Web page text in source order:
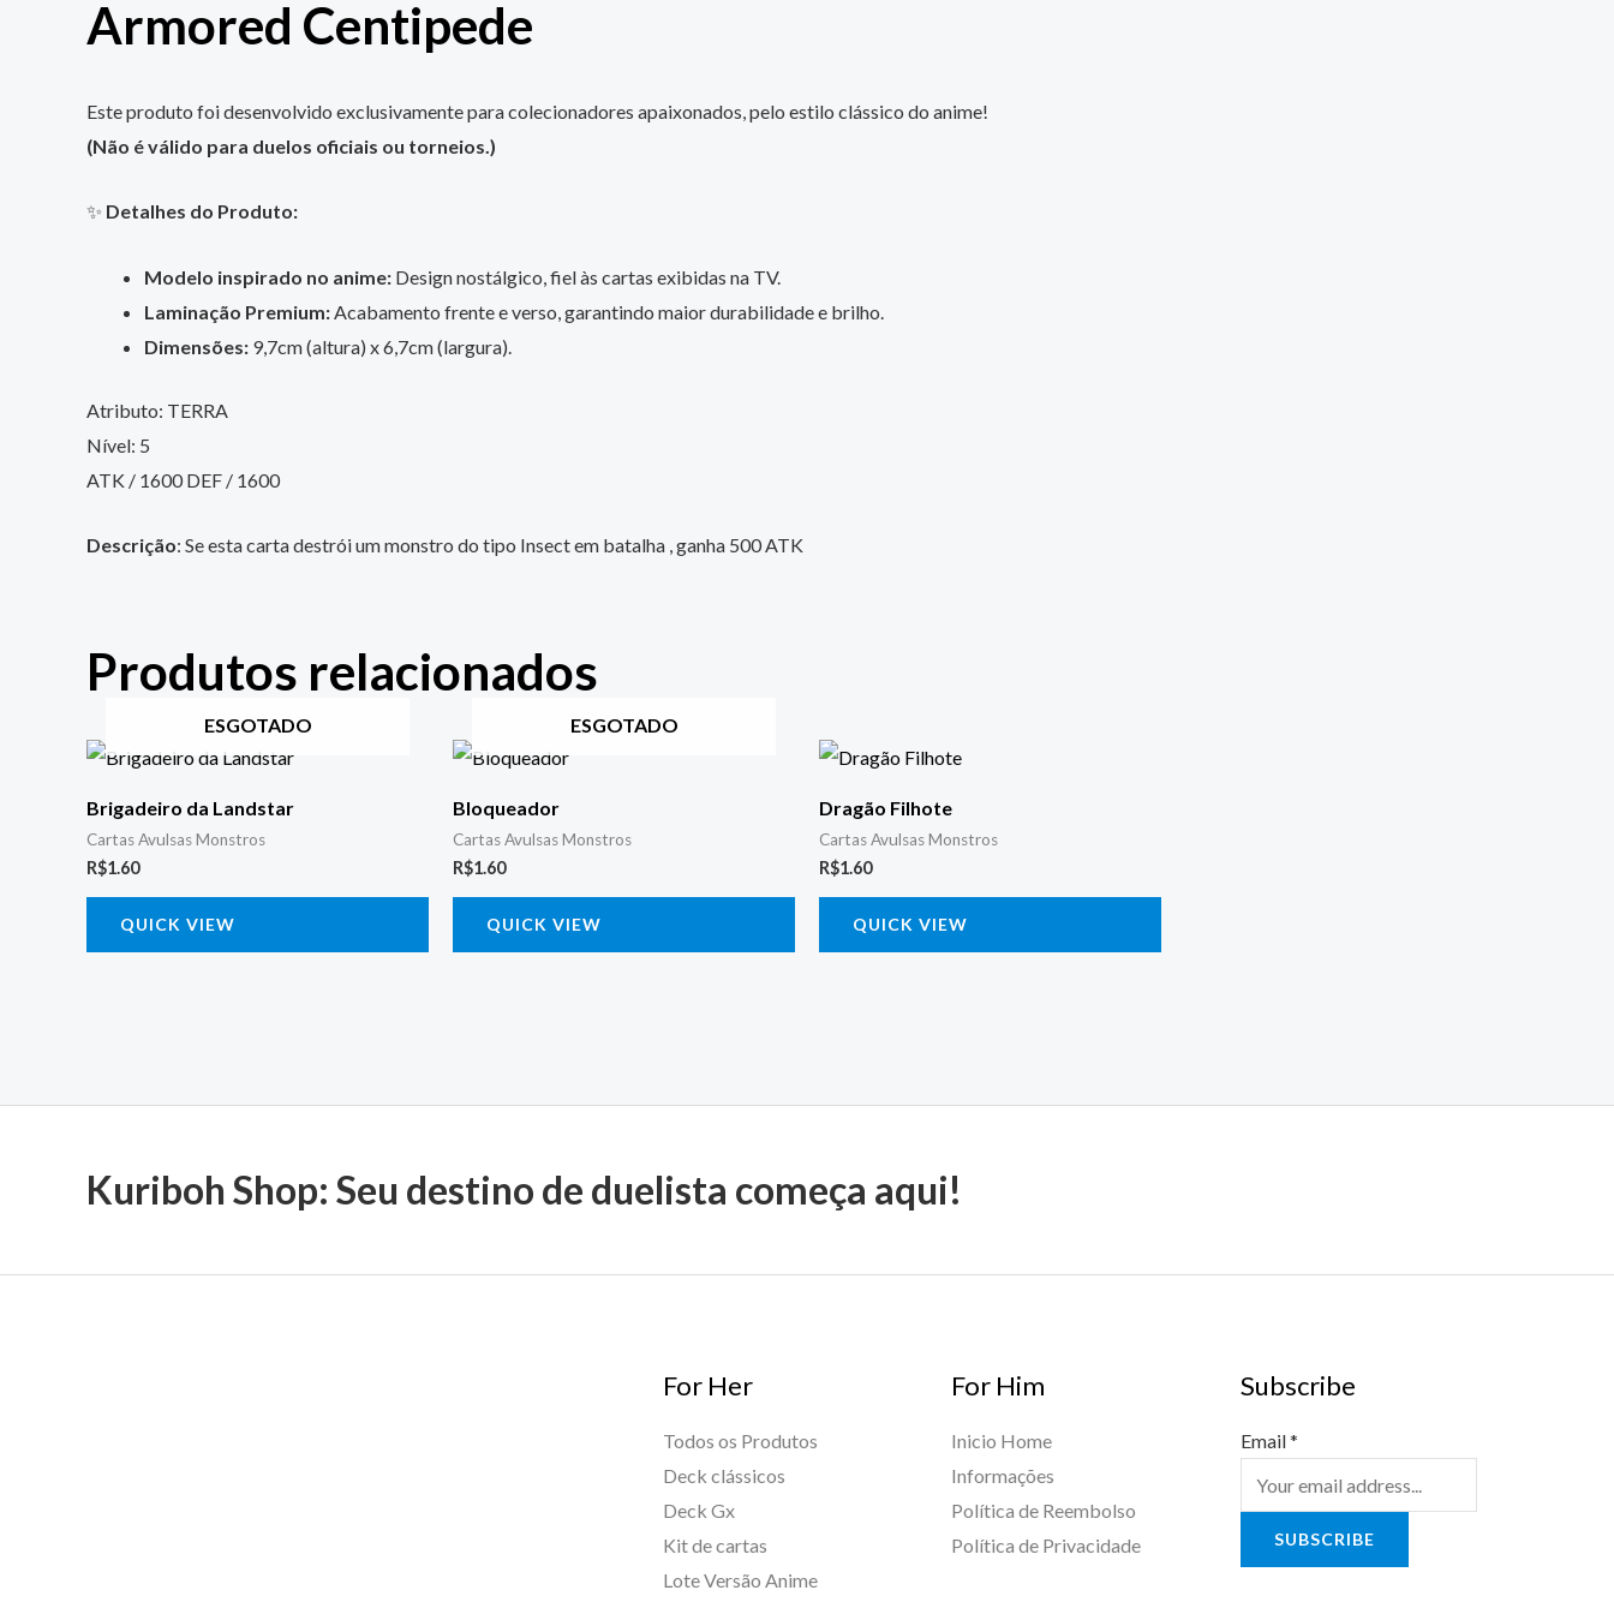
Armored Centipede
Este produto foi desenvolvido exclusivamente para colecionadores apaixonados, pelo estilo clássico do anime!
(Não é válido para duelos oficiais ou torneios.)
✨ Detalhes do Produto:
Modelo inspirado no anime: Design nostálgico, fiel às cartas exibidas na TV.
Laminação Premium: Acabamento frente e verso, garantindo maior durabilidade e brilho.
Dimensões: 9,7cm (altura) x 6,7cm (largura).
Atributo: TERRA
Nível: 5
ATK / 1600 DEF / 1600
Descrição: Se esta carta destrói um monstro do tipo Insect em batalha , ganha 500 ATK
Produtos relacionados
ESGOTADO
Brigadeiro da Landstar
Cartas Avulsas Monstros
R$1.60
QUICK VIEW
ESGOTADO
Bloqueador
Cartas Avulsas Monstros
R$1.60
QUICK VIEW
Dragão Filhote
Cartas Avulsas Monstros
R$1.60
QUICK VIEW
Kuriboh Shop: Seu destino de duelista começa aqui!
For Her
Todos os Produtos
Deck clássicos
Deck Gx
Kit de cartas
Lote Versão Anime
For Him
Inicio Home
Informações
Política de Reembolso
Política de Privacidade
Subscribe
Email*
SUBSCRIBE